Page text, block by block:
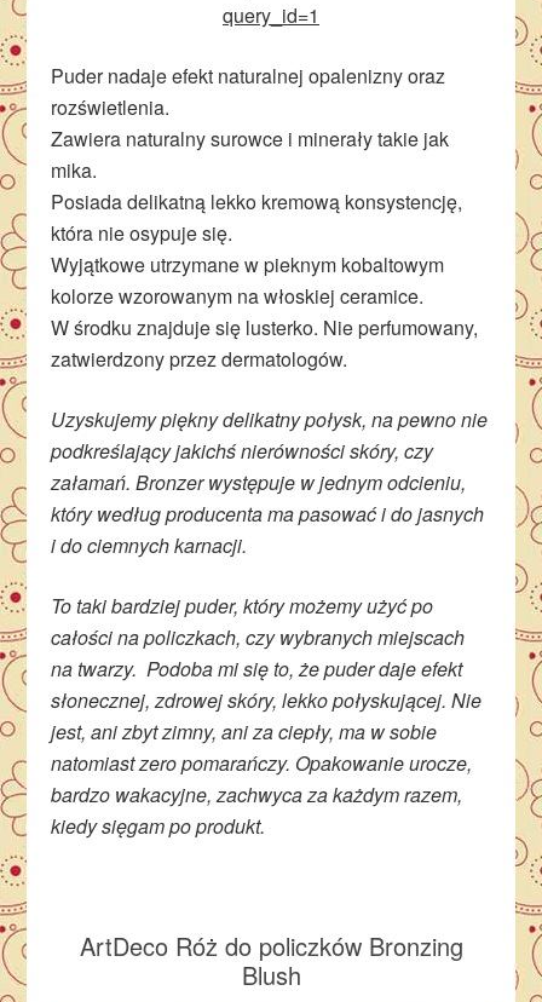
query_id=1
Puder nadaje efekt naturalnej opalenizny oraz
rozświetlenia.
Zawiera naturalny surowce i minerały takie jak
mika.
Posiada delikatną lekko kremową konsystencję,
która nie osypuje się.
Wyjątkowe utrzymane w pieknym kobaltowym
kolorze wzorowanym na włoskiej ceramice.
W środku znajduje się lusterko. Nie perfumowany,
zatwierdzony przez dermatologów.
Uzyskujemy piękny delikatny połysk, na pewno nie
podkreślający jakichś nierówności skóry, czy
załamań. Bronzer występuje w jednym odcieniu,
który według producenta ma pasować i do jasnych
i do ciemnych karnacji.
To taki bardziej puder, który możemy użyć po
całości na policzkach, czy wybranych miejscach
na twarzy. Podoba mi się to, że puder daje efekt
słonecznej, zdrowej skóry, lekko połyskującej. Nie
jest, ani zbyt zimny, ani za ciepły, ma w sobie
natomiast zero pomarańczy. Opakowanie urocze,
bardzo wakacyjne, zachwyca za każdym razem,
kiedy sięgam po produkt.
ArtDeco Róż do policzków Bronzing
Blush